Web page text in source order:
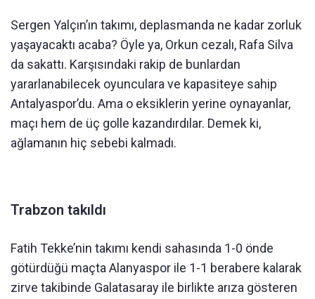
Sergen Yalçın’ın takımı, deplasmanda ne kadar zorluk
yaşayacaktı acaba? Öyle ya, Orkun cezalı, Rafa Silva
da sakattı. Karşısındaki rakip de bunlardan
yararlanabilecek oyunculara ve kapasiteye sahip
Antalyaspor’du. Ama o eksiklerin yerine oynayanlar,
maçı hem de üç golle kazandırdılar. Demek ki,
ağlamanın hiç sebebi kalmadı.
Trabzon takıldı
Fatih Tekke’nin takımı kendi sahasında 1-0 önde
götürdüğü maçta Alanyaspor ile 1-1 berabere kalarak
zirve takibinde Galatasaray ile birlikte arıza gösteren